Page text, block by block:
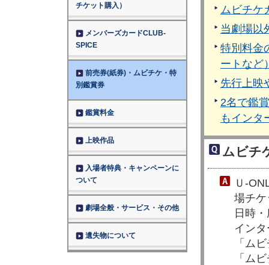
ムビチケ
当劇場以
特別料金
ートなど
先行上映
2名で鑑
もインタ
ムビチ
Ｕ-
場チ
日時
イン
「ム
「ム
チケット購入）
メンバーズカードCLUB-
SPICE
前売券(紙券)・ムビチケ・特
別鑑賞券
鑑賞料金
上映作品
入場者特典・キャンペーンに
ついて
劇場全般・サービス・その他
遺失物について